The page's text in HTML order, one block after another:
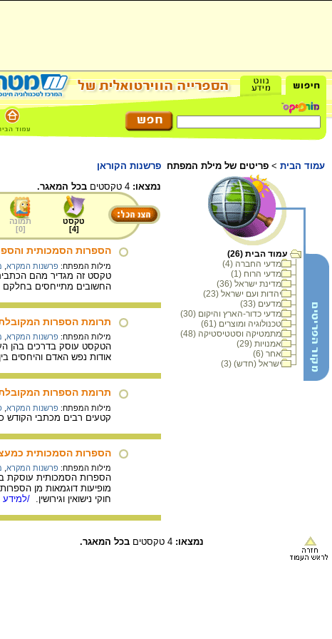
עמוד הבית > פריטים של מילת המפתח פרשנות הקוראן
עמוד הבית (26)
מדעי החברה (4)
מדעי הרוח (1)
מדינת ישראל (36)
יהדות ועם ישראל (23)
מדעים (33)
מדעי כדור-הארץ והיקום (30)
טכנולוגיה ומוצרים (61)
מתמטיקה וסטטיסטיקה (48)
אמנויות (29)
אחר (6)
ישראל (חדש) (3)
נמצאו: בכל המאגר.
טקסט
[
4
]
תמונה
[
0
]
הספרות הסמכותית
מילות המפתח: פרשנות המקרא
טקסט זה מגדיר מהם
החשובים מתייחסים בחלקם
תרומת הספרות המקובלת
מילות המפתח: פרשנות המקרא
הטקסט עוסק בדרכים בהן
אודות נפש האדם והיחסים
תרומת הספרות
מילות המפתח: פרשנות המקרא
קטעים רבים מכתבי הקודש
הספרות הסמכותית
מילות המפתח: פרשנות המקרא
הספרות הסמכותית עוסקת
מופיעות דוגמאות מן
חוקי נישואין וגירושין. /
נמצאו: בכל המאגר.